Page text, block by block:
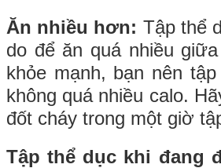
Ăn nhiều hơn: Tập thể
do để ăn quá nhiều
khỏe mạnh, bạn nên
không quá nhiều calo.
đốt cháy trong một giờ
Tập thể dục khi đang